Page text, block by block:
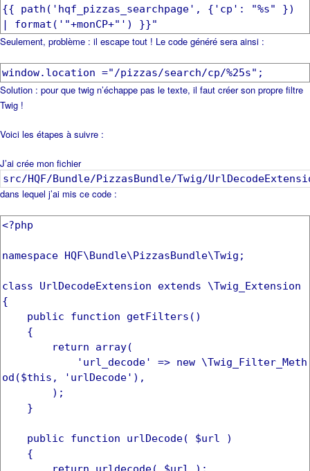
{{ path('hqf_pizzas_searchpage', {'cp': "%s" })
| format('"+monCP+"') }}"
Seulement, problème : il escape tout ! Le code généré sera ainsi :
window.location ="/pizzas/search/cp/%25s";
Solution : pour que twig n’échappe pas le texte, il faut créer son propre filtre
Twig !
Voici les étapes à suivre :
J’ai crée mon fichier
src/HQF/Bundle/PizzasBundle/Twig/
dans lequel j’ai mis ce code :
<?php
namespace HQF\Bundle\PizzasBundle\Twig;
class UrlDecodeExtension extends \Twig_Extension
{
public function getFilters()
{
return array(
'url_decode' => new \Twig_Filter_Meth
od($this, 'urlDecode'),
);
}
public function urlDecode( $url )
{